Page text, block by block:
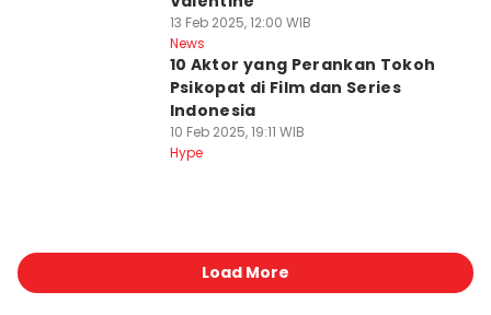
13 Feb 2025, 12:00 WIB
News
10 Aktor yang Perankan Tokoh
Psikopat di Film dan Series
Indonesia
10 Feb 2025, 19:11 WIB
Hype
Load More